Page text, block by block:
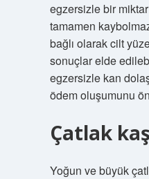
egzersizle bir
tamamen
bağlı olarak cilt
sonuçlar elde
egzersizle kan
ödem oluşumunu
Çatlak
Yoğun ve büyük